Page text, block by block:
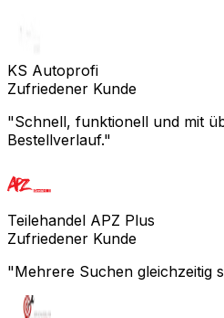
KS Autoprofi
Zufriedener Kunde
"Schnell, funktionell und mit
Bestellverlauf."
Teilehandel APZ Plus
Zufriedener Kunde
"Mehrere Suchen gleichzeitig